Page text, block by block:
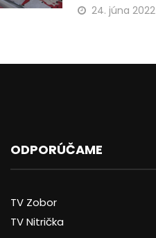
24. júna 2022
ODPORÚČAME
TV Zobor
TV Nitrička